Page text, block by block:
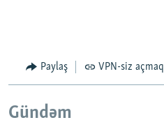
Paylaş VPN-siz açmaq
Gündəm